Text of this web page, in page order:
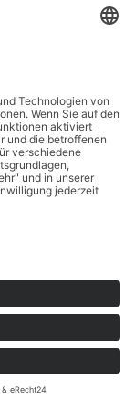
| 63741 Aschaffenburg |
|Datenschutz